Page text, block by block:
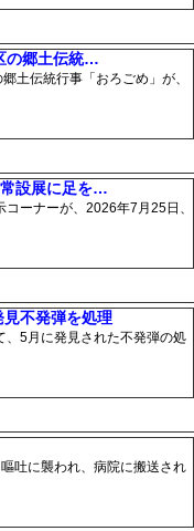
の郷土伝統…
土伝統行事「おろごめ」が、
設展に足を…
ーナーが、2026年7月25日、
不発弾を処理
、5月に発見された不発弾の処
吐に襲われ、病院に搬送され